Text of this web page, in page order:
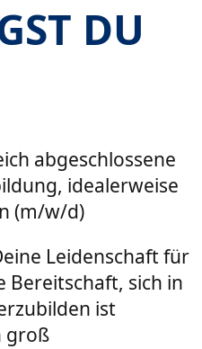
DU
abgeschlossene
idealerweise
(m/w/d)
Leidenschaft für
Bereitschaft, sich in
ist
groß